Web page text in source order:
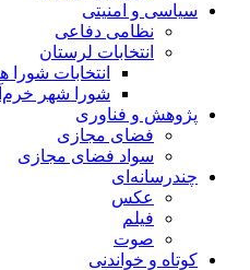
سیاسی و امنیتی
نظامی دفاعی
انتخابات لرستان
انتخابات
شورا شهر
پژوهش و فناوری
فضای مجازی
سواد فضای مجازی
چندرسانه‌ای
عكس
فیلم
صوت
کوتاه و خواندنی